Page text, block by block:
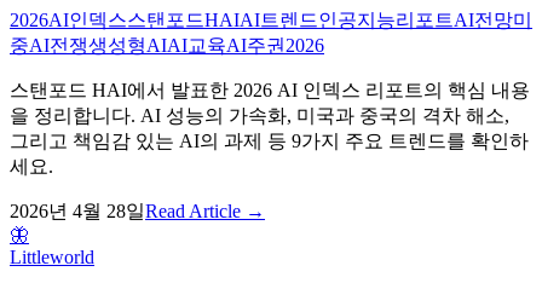
2026AI인덱스스탠포드HAIAI트렌드인공지능리포트AI전망미
중AI전쟁생성형AIAI교육AI주권 2026
스탠포드 HAI에서 발표한 2026 AI 인덱스 리포트의 핵심 내용
을 정리합니다. AI 성능의 가속화, 미국과 중국의 격차 해소,
그리고 책임감 있는 AI의 과제 등 9가지 주요 트렌드를 확인하
세요.
2026년 4월 28일Read Article →
🦋
Littleworld